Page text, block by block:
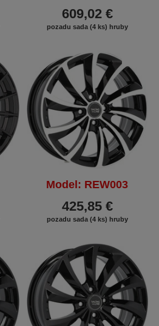
609,02 €
pozadu sada (4 ks) hruby
Model: REW003
425,85 €
pozadu sada (4 ks) hruby